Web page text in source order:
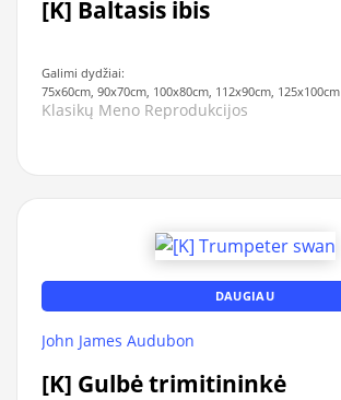
[K] Baltasis ibis
Galimi dydžiai:
75x60cm, 90x70cm, 100x80cm, 112x90cm, 125x100cm
Klasikų Meno Reprodukcijos
DAUGIAU
John James Audubon
[K] Gulbė trimitininkė